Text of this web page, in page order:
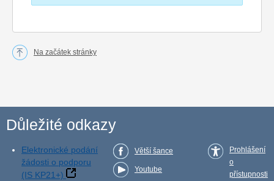
Na začátek stránky
Důležité odkazy
Elektronické podání
žádosti o podporu
(IS KP21+)
Větší šance
Youtube
Prohlášení
o
přístupnosti